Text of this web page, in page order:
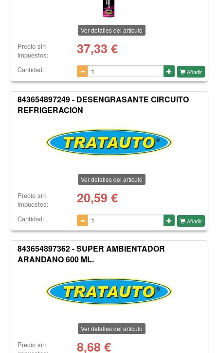
Ver detalles del artículo
Precio sin
impuestos:
37,33 €
Cantidad: Añadir
843654897249 - DESENGRASANTE CIRCUITO
REFRIGERACION
Ver detalles del artículo
Precio sin
impuestos:
20,59 €
Cantidad: Añadir
843654897362 - SUPER AMBIENTADOR
ARANDANO 600 ML.
Ver detalles del artículo
Precio sin
8,68 €